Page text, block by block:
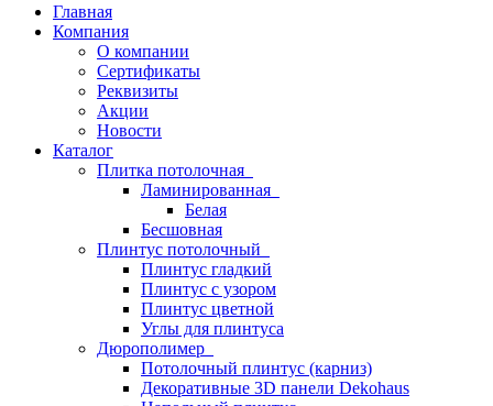
Главная
Компания
О компании
Сертификаты
Реквизиты
Акции
Новости
Каталог
Плитка потолочная
Ламинированная
Белая
Бесшовная
Плинтус потолочный
Плинтус гладкий
Плинтус с узором
Плинтус цветной
Углы для плинтуса
Дюрополимер
Потолочный плинтус (карниз)
Декоративные 3D панели Dekohaus